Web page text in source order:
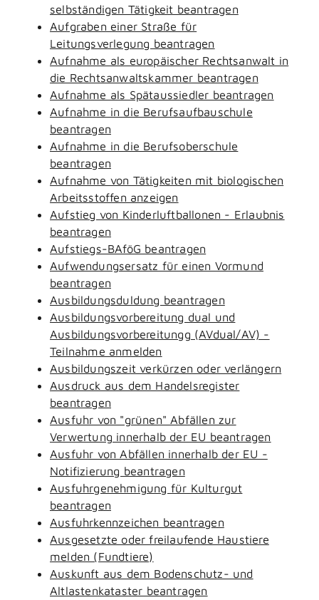
selbständigen Tätigkeit beantragen
Aufgraben einer Straße für
Leitungsverlegung beantragen
Aufnahme als europäischer Rechtsanwalt in
die Rechtsanwaltskammer beantragen
Aufnahme als Spätaussiedler beantragen
Aufnahme in die Berufsaufbauschule
beantragen
Aufnahme in die Berufsoberschule
beantragen
Aufnahme von Tätigkeiten mit biologischen
Arbeitsstoffen anzeigen
Aufstieg von Kinderluftballonen - Erlaubnis
beantragen
Aufstiegs-BAföG beantragen
Aufwendungsersatz für einen Vormund
beantragen
Ausbildungsduldung beantragen
Ausbildungsvorbereitung dual und
Ausbildungsvorbereitungg (AVdual/AV) -
Teilnahme anmelden
Ausbildungszeit verkürzen oder verlängern
Ausdruck aus dem Handelsregister
beantragen
Ausfuhr von "grünen" Abfällen zur
Verwertung innerhalb der EU beantragen
Ausfuhr von Abfällen innerhalb der EU -
Notifizierung beantragen
Ausfuhrgenehmigung für Kulturgut
beantragen
Ausfuhrkennzeichen beantragen
Ausgesetzte oder freilaufende Haustiere
melden (Fundtiere)
Auskunft aus dem Bodenschutz- und
Altlastenkataster beantragen